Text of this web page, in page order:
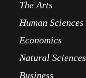
The Arts
Human Sciences
Economics
Natural Sciences
Business